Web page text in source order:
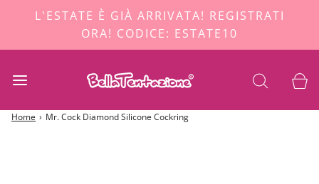
L'ESTATE È GIÀ ARRIVATA! REGISTRATI
ORA! CODICE: ESTATE10
Home › Mr. Cock Diamond Silicone Cockring